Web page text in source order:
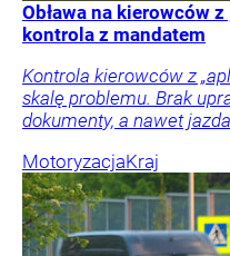
Obława na kierowców
kontrola z mandatem
Kontrola kierowców z
skalę problemu. Brak
dokumenty, a nawet
MotoryzacjaKraj